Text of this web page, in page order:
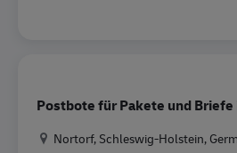
Postbote für Pakete und
Location
Nortorf, Schleswig-Holstein,